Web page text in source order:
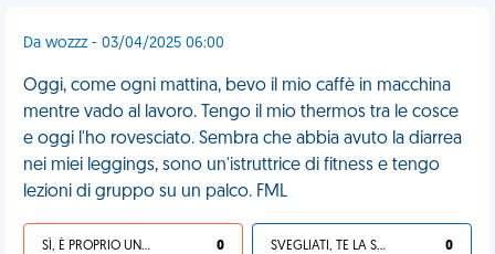
Da wozzz - 03/04/2025 06:00
Oggi, come ogni mattina, bevo il mio caffè in macchina
mentre vado al lavoro. Tengo il mio thermos tra le cosce
e oggi l'ho rovesciato. Sembra che abbia avuto la diarrea
nei miei leggings, sono un'istruttrice di fitness e tengo
lezioni di gruppo su un palco. FML
SÌ, È PROPRIO UNA VDM! 0 SVEGLIATI, TE LA SEI CERCATA! 0